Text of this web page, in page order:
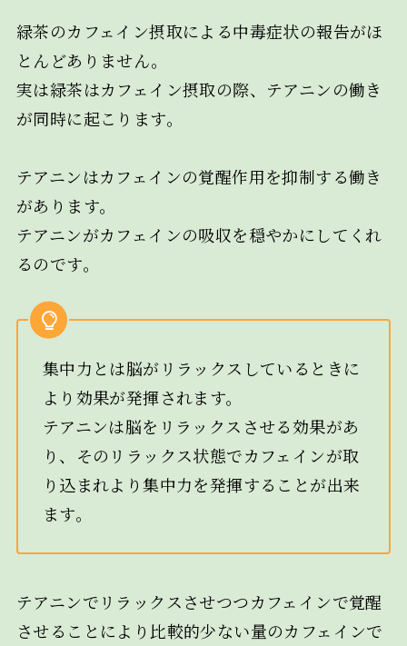
緑茶のカフェイン摂取による中毒症状の報告がほ
とんどありません。
実は緑茶はカフェイン摂取の際、テアニンの働き
が同時に起こります。
テアニンはカフェインの覚醒作用を抑制する働き
があります。
テアニンがカフェインの吸収を穏やかにしてくれ
るのです。
集中力とは脳がリラックスしているときに
より効果が発揮されます。
テアニンは脳をリラックスさせる効果があ
り、そのリラックス状態でカフェインが取
り込まれより集中力を発揮することが出来
ます。
テアニンでリラックスさせつつカフェインで覚醒
させることにより比較的少ない量のカフェインで